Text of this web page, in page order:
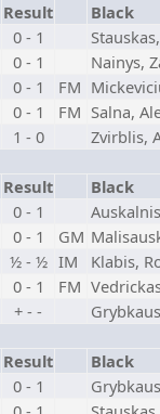
Result
Black
0 - 1
0 - 1
Nainys,
0 - 1 FM
0 - 1 FM Salna,
1 - 0
Zvirblis,
Result
Black
0 - 1
0 - 1 GM
½ - ½ IM
Klabis,
0 - 1 FM
+ - -
Result
Black
0 - 1